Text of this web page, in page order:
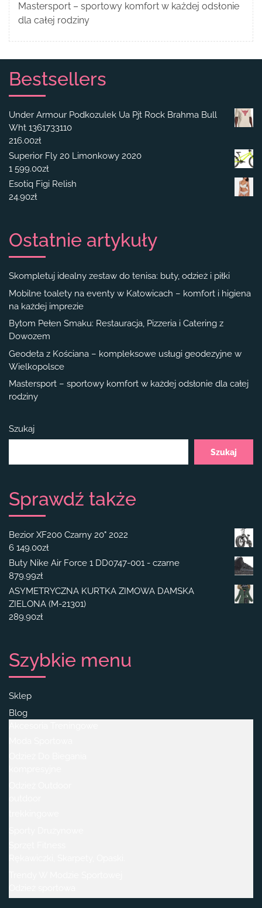
Mastersport – sportowy komfort w każdej odsłonie
dla całej rodziny
Bestsellers
Under Armour Podkozulek Ua Pjt Rock Brahma Bull
Wht 1361733110
216.00zł
Superior Fly 20 Limonkowy 2020
1 599.00zł
Esotiq Figi Relish
24.90zł
Ostatnie artykuły
Skompletuj idealny zestaw do tenisa: buty, odzież i piłki
Mobilne toalety na eventy w Katowicach – komfort i higiena
na każdej imprezie
Bytom Pełen Smaku: Restauracja, Pizzeria i Catering z
Dowozem
Geodeta z Kościana – kompleksowe usługi geodezyjne w
Wielkopolsce
Mastersport – sportowy komfort w każdej odsłonie dla całej
rodziny
Szukaj
Szukaj
Sprawdź także
Bezior XF200 Czarny 20" 2022
6 149.00zł
Buty Nike Air Force 1 DD0747-001 - czarne
879.99zł
ASYMETRYCZNA KURTKA ZIMOWA DAMSKA
ZIELONA (M-21301)
289.90zł
Szybkie menu
Sklep
Blog